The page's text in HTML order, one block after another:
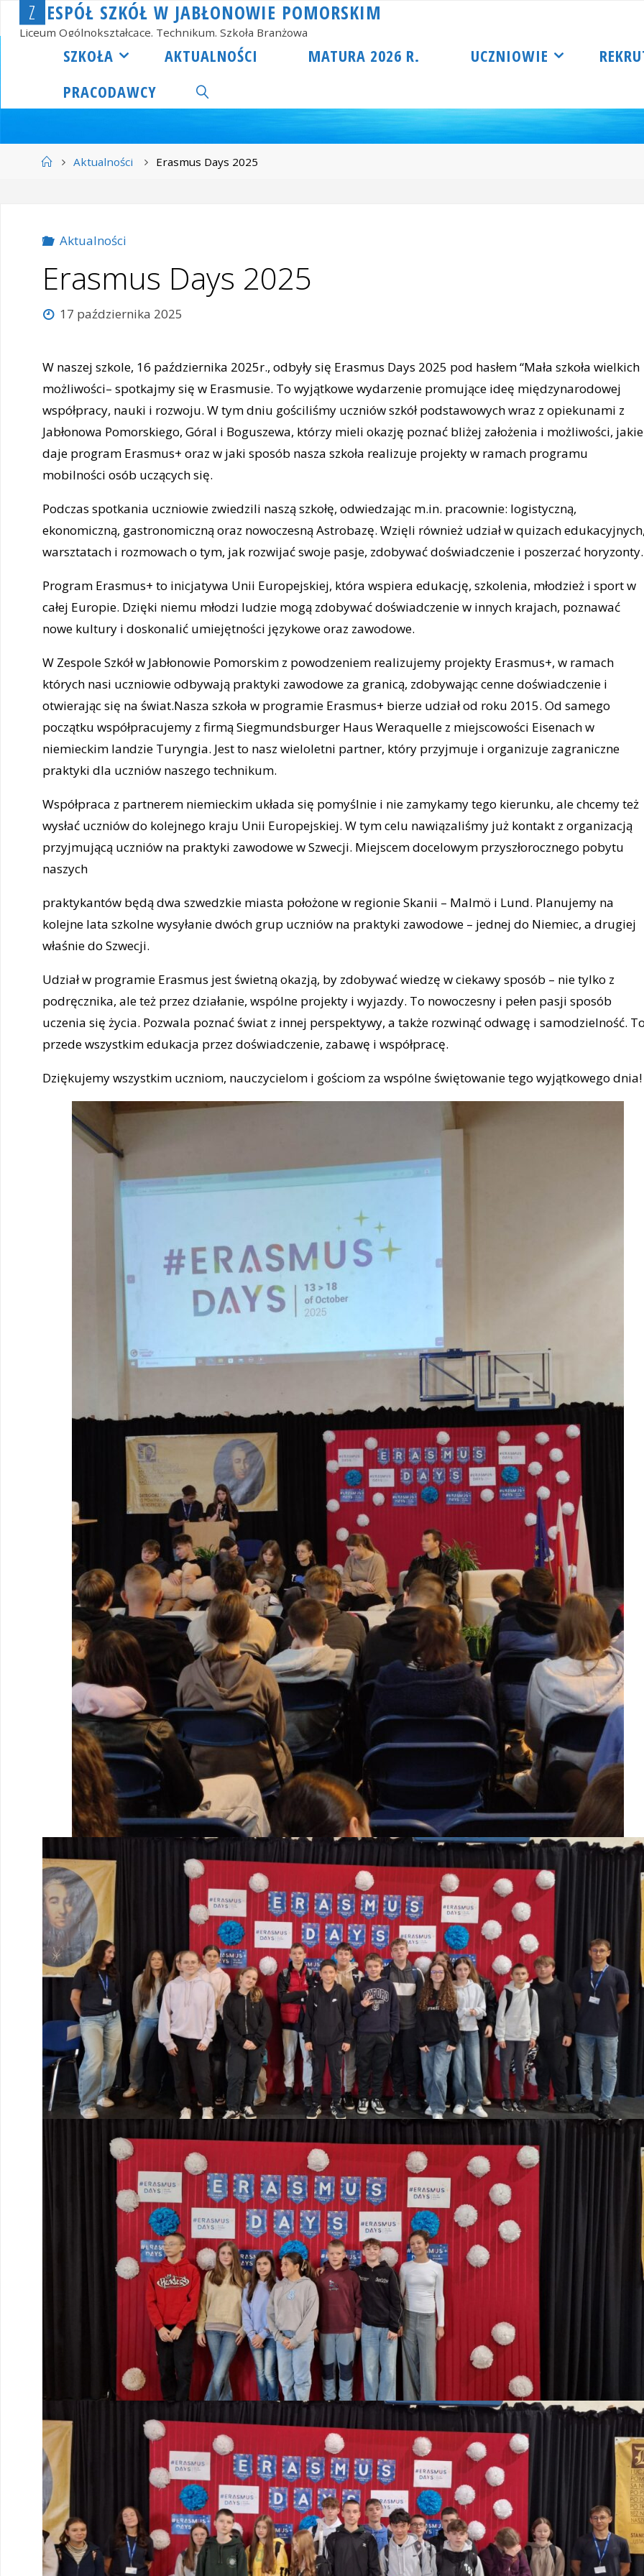
Przejdź
Z ESPÓŁ SZKÓŁ W JABŁONOWIE POMORSKIM
Liceum Ogólnokształcące. Technikum. Szkoła Branżowa
SZKOŁA AKTUALNOŚCI MATURA 2026 R. UCZNIOWIE
PRACODAWCY
StronaAktualności Erasmus Days 2025
Aktualności
Erasmus Days 2025
17 października 2025
W naszej szkole, 16 października 2025r., odbyły się Erasmus Days 2025 pod hasłem “Mała szkoła wielkich
możliwości– spotkajmy się w Erasmusie. To wyjątkowe wydarzenie promujące ideę międzynarodowej
współpracy, nauki i rozwoju. W tym dniu gościliśmy uczniów szkół podstawowych wraz z opiekunami z
Jabłonowa Pomorskiego, Góral i Boguszewa, którzy mieli okazję poznać bliżej założenia i możliwości, jakie
daje program Erasmus+ oraz w jaki sposób nasza szkoła realizuje projekty w ramach programu
mobilności osób uczących się.
Podczas spotkania uczniowie zwiedzili naszą szkołę, odwiedzając m.in. pracownie: logistyczną,
ekonomiczną, gastronomiczną oraz nowoczesną Astrobazę. Wzięli również udział w quizach
warsztatach i rozmowach o tym, jak rozwijać swoje pasje, zdobywać doświadczenie i poszerzać horyzonty.
Program Erasmus+ to inicjatywa Unii Europejskiej, która wspiera edukację, szkolenia, młodzież i sport w
całej Europie. Dzięki niemu młodzi ludzie mogą zdobywać doświadczenie w innych krajach, poznawać
nowe kultury i doskonalić umiejętności językowe oraz zawodowe.
W Zespole Szkół w Jabłonowie Pomorskim z powodzeniem realizujemy projekty Erasmus+, w ramach
których nasi uczniowie odbywają praktyki zawodowe za granicą, zdobywając cenne doświadczenie i
otwierając się na świat.Nasza szkoła w programie Erasmus+ bierze udział od roku 2015. Od samego
początku współpracujemy z firmą Siegmundsburger Haus Weraquelle z miejscowości Eisenach w
niemieckim landzie Turyngia. Jest to nasz wieloletni partner, który przyjmuje i organizuje zagraniczne
praktyki dla uczniów naszego technikum.
Współpraca z partnerem niemieckim układa się pomyślnie i nie zamykamy tego kierunku, ale chcemy też
wysłać uczniów do kolejnego kraju Unii Europejskiej. W tym celu nawiązaliśmy już kontakt z organizacją
przyjmującą uczniów na praktyki zawodowe w Szwecji. Miejscem docelowym przyszłorocznego pobytu
naszych
praktykantów będą dwa szwedzkie miasta położone w regionie Skanii – Malmö i Lund. Planujemy na
kolejne lata szkolne wysyłanie dwóch grup uczniów na praktyki zawodowe – jednej do Niemiec, a drugiej
właśnie do Szwecji.
Udział w programie Erasmus jest świetną okazją, by zdobywać wiedzę w ciekawy sposób – nie tylko z
podręcznika, ale też przez działanie, wspólne projekty i wyjazdy. To nowoczesny i pełen pasji sposób
uczenia się życia. Pozwala poznać świat z innej perspektywy, a także rozwinąć odwagę i samodzielność.
przede wszystkim edukacja przez doświadczenie, zabawę i współpracę.
Dziękujemy wszystkim uczniom, nauczycielom i gościom za wspólne świętowanie tego wyjątkowego dnia!